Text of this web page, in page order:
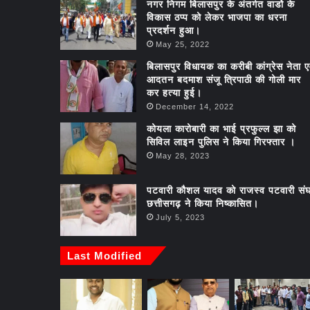
नगर निगम बिलासपुर के अंतर्गत वार्डो के
विकास ठप्प को लेकर भाजपा का धरना
प्रदर्शन हुआ।
May 25, 2022
बिलासपुर विधायक का करीबी कांग्रेस नेता
आदतन बदमाश संजू त्रिपाठी की गोली मार
कर हत्या हुई।
December 14, 2022
कोयला कारोबारी का भाई प्रफुल्ल झा को
सिविल लाइन पुलिस ने किया गिरफ्तार ।
May 28, 2023
पटवारी कौशल यादव को राजस्व पटवारी
छत्तीसगढ़ ने किया निष्कासित।
July 5, 2023
Last Modified